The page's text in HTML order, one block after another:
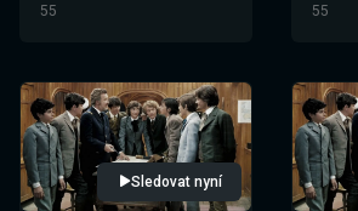
55 55
Sledovat nyní